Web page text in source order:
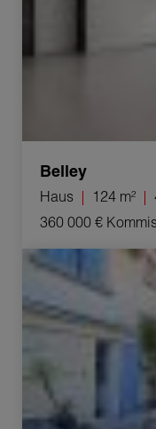
Belley
Haus 124 m²
360 000 €
Verkauf